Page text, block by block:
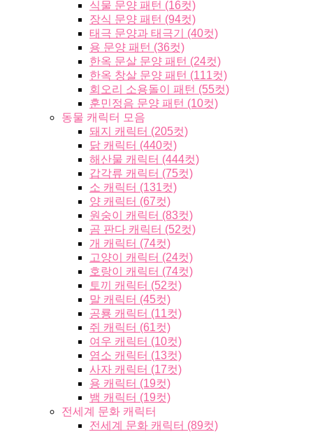
식물 문양 패턴 (16컷)
장식 문양 패턴 (94컷)
태극 문양과 태극기 (40컷)
용 문양 패턴 (36컷)
한옥 문살 문양 패턴 (24컷)
한옥 창살 문양 패턴 (111컷)
회오리 소용돌이 패턴 (55컷)
훈민정음 문양 패턴 (10컷)
동물 캐릭터 모음
돼지 캐릭터 (205컷)
닭 캐릭터 (440컷)
해산물 캐릭터 (444컷)
갑각류 캐릭터 (75컷)
소 캐릭터 (131컷)
양 캐릭터 (67컷)
원숭이 캐릭터 (83컷)
곰 판다 캐릭터 (52컷)
개 캐릭터 (74컷)
고양이 캐릭터 (24컷)
호랑이 캐릭터 (74컷)
토끼 캐릭터 (52컷)
말 캐릭터 (45컷)
공룡 캐릭터 (11컷)
쥐 캐릭터 (61컷)
여우 캐릭터 (10컷)
염소 캐릭터 (13컷)
사자 캐릭터 (17컷)
용 캐릭터 (19컷)
뱀 캐릭터 (19컷)
전세계 문화 캐릭터
전세계 문화 캐릭터 (89컷)